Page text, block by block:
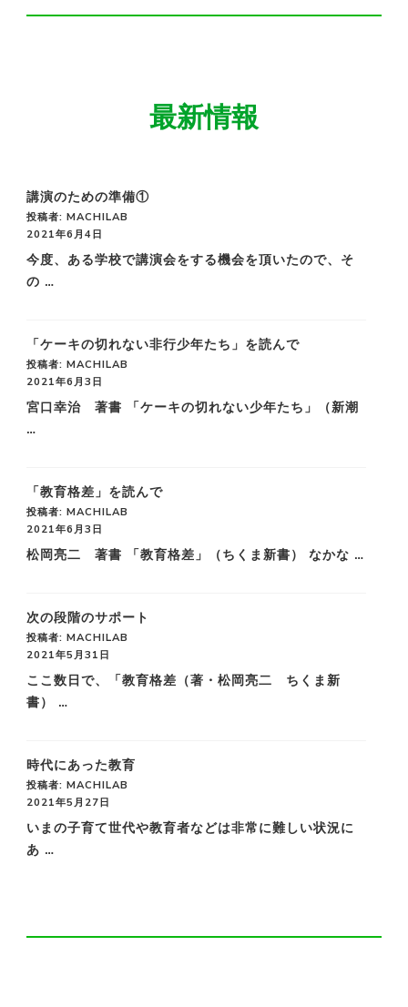
最新情報
講演のための準備①
投稿者: MACHILAB
2021年6月4日
今度、ある学校で講演会をする機会を頂いたので、そ
の …
「ケーキの切れない非行少年たち」を読んで
投稿者: MACHILAB
2021年6月3日
宮口幸治 著書 「ケーキの切れない少年たち」（新潮
…
「教育格差」を読んで
投稿者: MACHILAB
2021年6月3日
松岡亮二 著書 「教育格差」（ちくま新書） なかな …
次の段階のサポート
投稿者: MACHILAB
2021年5月31日
ここ数日で、「教育格差（著・松岡亮二 ちくま新
書） …
時代にあった教育
投稿者: MACHILAB
2021年5月27日
いまの子育て世代や教育者などは非常に難しい状況に
あ …